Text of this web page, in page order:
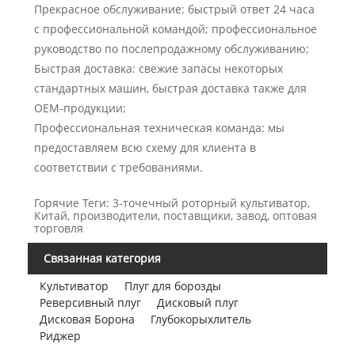
Прекрасное обслуживание: быстрый ответ 24 часа
с профессиональной командой; профессиональное
руководство по послепродажному обслуживанию;
Быстрая доставка: свежие запасы некоторых
стандартных машин, быстрая доставка также для
OEM-продукции;
Профессиональная техническая команда: мы
предоставляем всю схему для клиента в
соответствии с требованиями.
Горячие Теги: 3-точечный роторный культиватор,
Китай, производители, поставщики, завод, оптовая
торговля
Связанная категория
Культиватор
Плуг для борозды
Реверсивный плуг
Дисковый плуг
Дисковая Борона
Глубокорыхлитель
Риджер